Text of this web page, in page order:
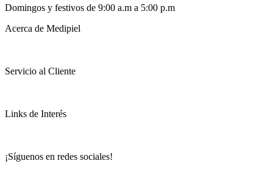
Domingos y festivos de 9:00 a.m a 5:00 p.m
Acerca de Medipiel
Servicio al Cliente
Links de Interés
¡Síguenos en redes sociales!